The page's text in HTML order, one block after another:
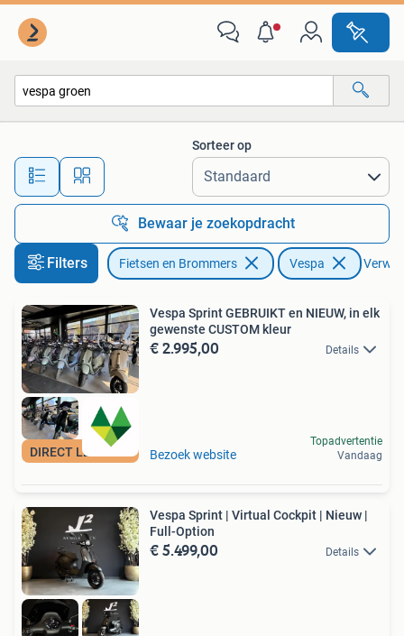
Alle afstanden…
Sorteer op
Bewaar je zoekopdracht
Filters Fietsen en Brommers Vespa
Vespa Sprint GEBRUIKT en NIEUW, in elk
gewenste CUSTOM kleur
€ 2.995,00 Details
Bezoek website
Topadvertentie
Vandaag
Vespa Sprint | Virtual Cockpit | Nieuw |
Full-Option
€ 5.499,00 Details